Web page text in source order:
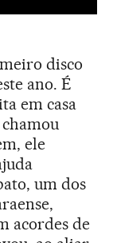
disco
ano. É
em casa
ele
um dos
acordes de